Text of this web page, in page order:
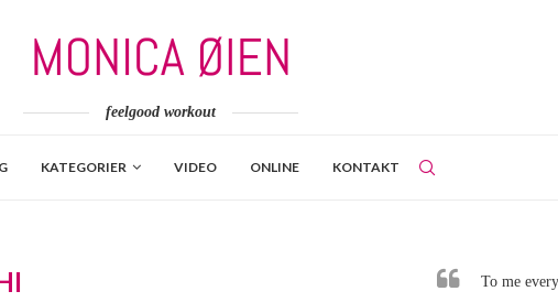
feelgood workout
KATEGORIER VIDEO ONLINE KONTAKT
To me